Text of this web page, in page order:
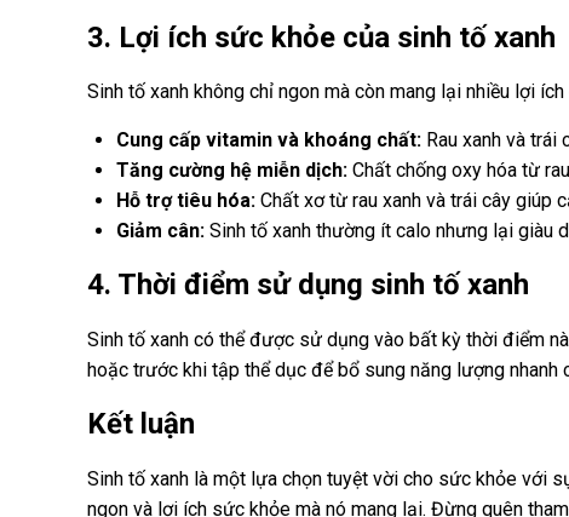
3. Lợi ích sức khỏe của sinh tố xanh
Sinh tố xanh không chỉ ngon mà còn mang lại nhiều lợi
Cung cấp vitamin và khoáng chất: Rau xanh và
Tăng cường hệ miễn dịch: Chất chống oxy hóa từ
Hỗ trợ tiêu hóa: Chất xơ từ rau xanh và trái cây giúp
Giảm cân: Sinh tố xanh thường ít calo nhưng lại giàu
4. Thời điểm sử dụng sinh tố xanh
Sinh tố xanh có thể được sử dụng vào bất kỳ thời điểm
hoặc trước khi tập thể dục để bổ sung năng lượng nhanh
Kết luận
Sinh tố xanh là một lựa chọn tuyệt vời cho sức khỏe với
ngon và lợi ích sức khỏe mà nó mang lại. Đừng quên